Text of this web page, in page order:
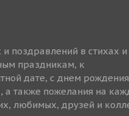
поздравлений в стихах и
праздникам, к
дате, с днем
а также пожелания на
любимых, друзей и